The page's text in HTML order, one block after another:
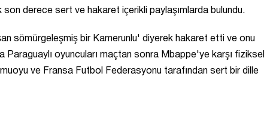
derece sert ve hakaret içerikli paylaşımlarda bulundu.
sömürgeleşmiş bir Kamerunlu' diyerek hakaret etti ve onu
Paraguaylı oyuncuları maçtan sonra Mbappe'ye karşı fiziksel
ve Fransa Futbol Federasyonu tarafından sert bir dille